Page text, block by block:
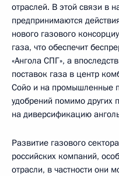
отраслей. В этой связи в
предпринимаются
нового газового
газа, что обеспечит
«Ангола СПГ», а
поставок газа в центр
Сойо и на промышленные
удобрений помимо других
на диверсификацию
Развитие газового
российских компаний,
отрасли, в частности они